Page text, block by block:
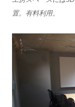
置。有料利用。